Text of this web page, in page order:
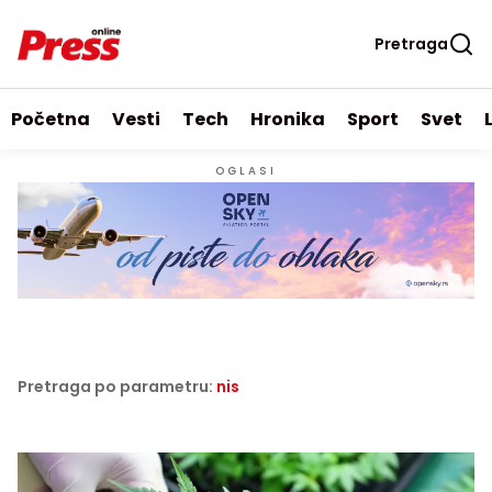
Pretraga
Početna Vesti Tech Hronika Sport Svet
OGLASI
Pretraga po parametru: nis